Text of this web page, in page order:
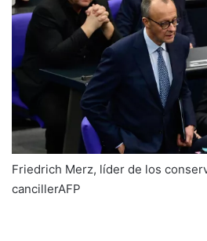
Friedrich Merz, líder de los
cancillerAFP